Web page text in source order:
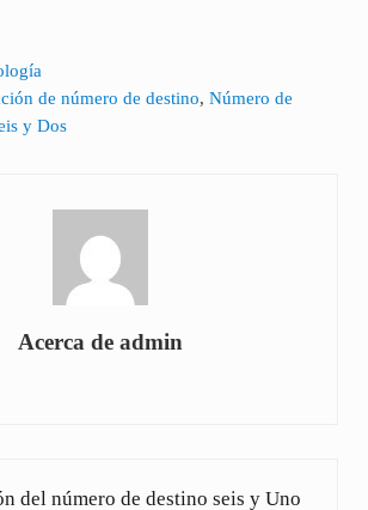
de número de destino, Número de
y Dos
Acerca de admin
del número de destino seis y Uno